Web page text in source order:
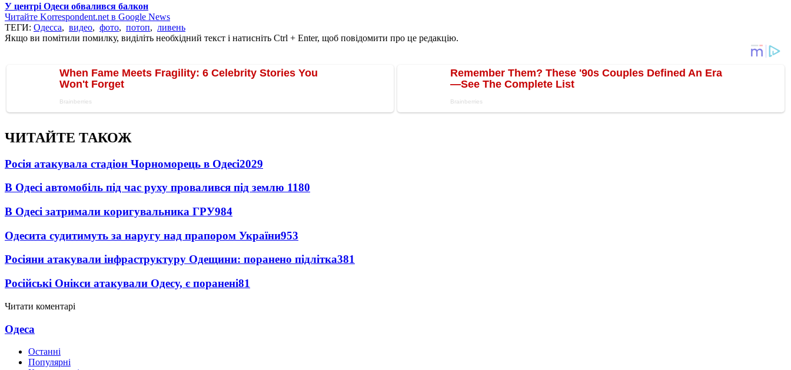
У центрі Одеси обвалився балкон
Читайте Korrespondent.net в Google News
ТЕГИ: Одесса, видео, фото, потоп, ливень
Якщо ви помітили помилку, виділіть необхідний текст і натисніть Ctrl + Enter, щоб повідомити про це редакцію.
ЧИТАЙТЕ ТАКОЖ
Росія атакувала стадіон Чорноморець в Одесі2029
В Одесі автомобіль під час руху провалився під землю 1180
В Одесі затримали коригувальника ГРУ984
Одесита судитимуть за наругу над прапором України953
Росіяни атакували інфраструктуру Одещини: поранено підлітка381
Російські Онікси атакували Одесу, є поранені81
Читати коментарі
Одеса
Останні
Популярні